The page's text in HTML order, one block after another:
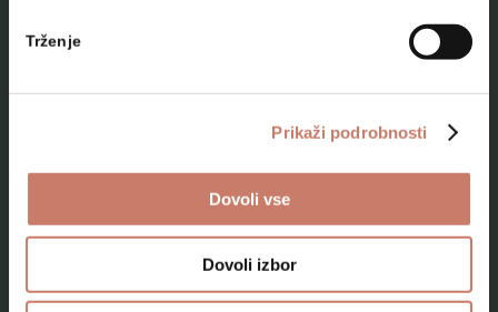
Trženje
Prikaži podrobnosti
Dovoli vse
Dovoli izbor
Kam na izlet
Programi za skupine odraslih
Kje smo